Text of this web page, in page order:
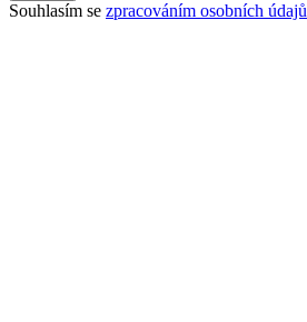
Souhlasím se zpracováním osobních údajů